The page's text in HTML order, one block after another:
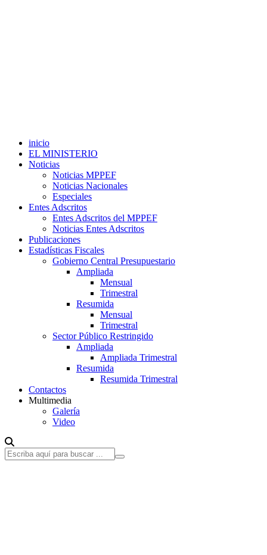
inicio
EL MINISTERIO
Noticias
Noticias MPPEF
Noticias Nacionales
Especiales
Entes Adscritos
Entes Adscritos del MPPEF
Noticias Entes Adscritos
Publicaciones
Estadísticas Fiscales
Gobierno Central Presupuestario
Ampliada
Mensual
Trimestral
Resumida
Mensual
Trimestral
Sector Público Restringido
Ampliada
Ampliada Trimestral
Resumida
Resumida Trimestral
Contactos
Multimedia
Galería
Video